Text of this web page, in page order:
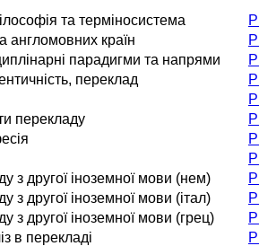
та терміносистема
англомовних країн
парадигми та напрями
переклад
перекладу
з другої іноземної мови (нем)
з другої іноземної мови (італ)
з другої іноземної мови (грец)
в перекладі